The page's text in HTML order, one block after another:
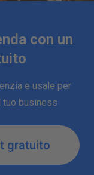
con un
e usale per
tuo business
gratuito